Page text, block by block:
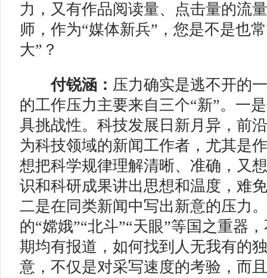
力，又有作品阅读量、点击量的流
师，作为“媒体新兵”，您是不是也
大”？
付锐涵： 压力确实是逃不开的
的工作压力主要来自三个“新”。一
具挑战性。科技发展日新月异，前
为科技领域的新闻工作者，尤其是
想把科学规律理解清晰、准确，又
识和科研成果讲出思想和温度，难
二是在同类新闻中写出新意的压力
的“嫦娥”“北斗”“天眼”等国之重器
期均有报道，如何找到人无我有的
意，不仅是对采写速度的考验，而